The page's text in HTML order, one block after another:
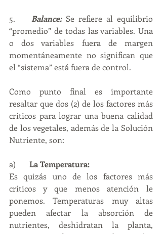
Balance: Se refiere al equilibrio
“promedio” de todas las variables. Una
o dos variables fuera de margen
momentáneamente no significan que
el “sistema” está fuera de control.
Como punto final es importante
resaltar que dos (2) de los factores más
críticos para lograr una buena calidad
de los vegetales, además de la Solución
Nutriente, son:
La Temperatura:
Es quizás uno de los factores más
críticos y que menos atención le
ponemos. Temperaturas muy altas
pueden afectar la absorción de
nutrientes, deshidratan la planta,